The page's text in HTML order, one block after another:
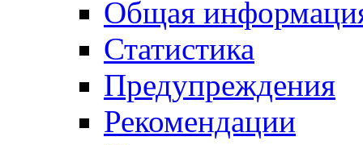
Общая
Статистика
Предупреждения
Рекомендации